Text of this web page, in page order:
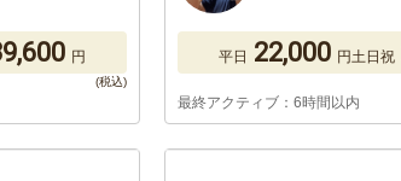
円 平日 22,000 円土日祝
最終アクティブ：6時間以内